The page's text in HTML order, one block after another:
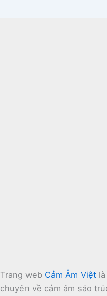
Trang web Cảm Âm Việt
chuyên về cảm âm sáo